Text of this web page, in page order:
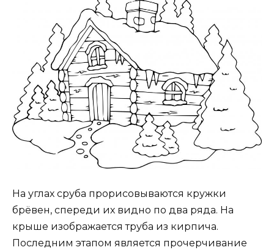
На углах сруба прорисовываются кружки
брёвен, спереди их видно по два ряда. На
крыше изображается труба из кирпича.
Последним этапом является прочерчивание